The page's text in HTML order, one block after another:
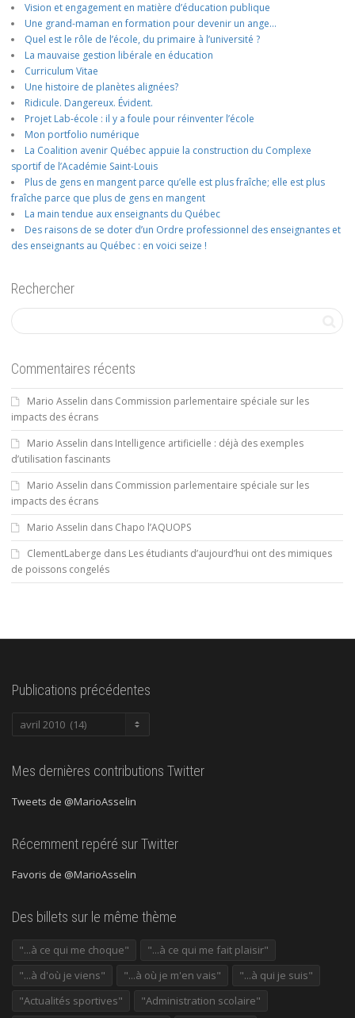
Vision et engagement en matière d’éducation publique
Une grand-maman en formation pour devenir un ange…
Quel est le rôle de l’école, du primaire à l’université ?
La mauvaise gestion libérale en éducation
Curriculum Vitae
Une histoire de planètes alignées?
Ridicule. Dangereux. Évident.
Projet Lab-école : il y a foule pour réinventer l’école
Mon portfolio numérique
La Coalition avenir Québec appuie la construction du Complexe
sportif de l’Académie Saint-Louis
Plus de gens en mangent parce qu’elle est plus fraîche; elle est plus
fraîche parce que plus de gens en mangent
La main tendue aux enseignants du Québec
Des raisons de se doter d’un Ordre professionnel des enseignantes et
des enseignants au Québec : en voici seize !
Rechercher
Commentaires récents
Mario Asselin dans Commission parlementaire spéciale sur les
impacts des écrans
Mario Asselin dans Intelligence artificielle : déjà des exemples
d’utilisation fascinants
Mario Asselin dans Commission parlementaire spéciale sur les
impacts des écrans
Mario Asselin dans Chapo l’AQUOPS
ClementLaberge dans Les étudiants d’aujourd’hui ont des mimiques
de poissons congelés
Publications précédentes
Publications
Mes dernières contributions Twitter
Tweets de @MarioAsselin
Récemment repéré sur Twitter
Favoris de @MarioAsselin
Des billets sur le même thème
"...à ce qui me choque"
"...à ce qui me fait plaisir"
"...à d'où je viens"
"...à où je m'en vais"
"...à qui je suis"
"Actualités sportives"
"Administration scolaire"